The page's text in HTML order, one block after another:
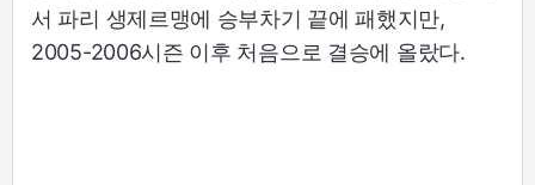
서 파리 생제르맹에 승부차기 끝에 패했지만,
2005-2006시즌 이후 처음으로 결승에 올랐다.